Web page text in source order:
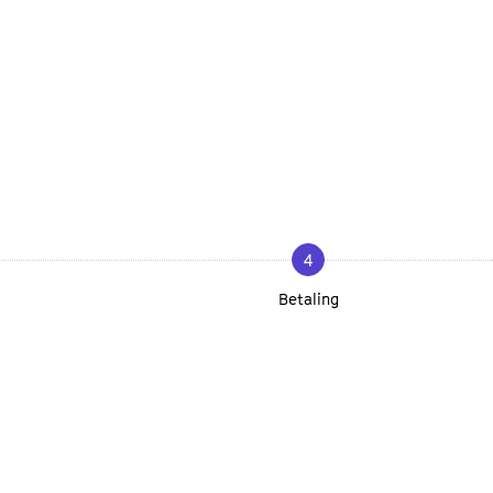
4
Betaling